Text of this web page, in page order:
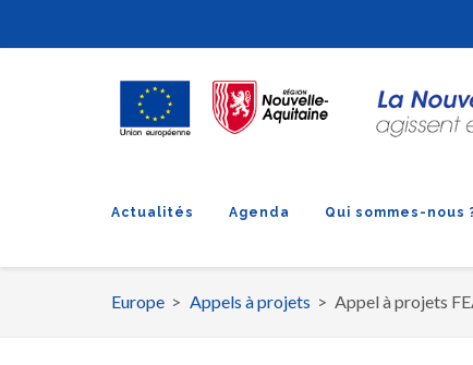
Actualités Agenda Qui sommes-nous
Fil
Europe Appels à projets Appel à projets